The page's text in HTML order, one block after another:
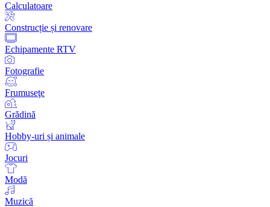
Calculatoare
Construcție și renovare
Echipamente RTV
Fotografie
Frumuseţe
Grădină
Hobby-uri și animale
Jocuri
Modă
Muzică